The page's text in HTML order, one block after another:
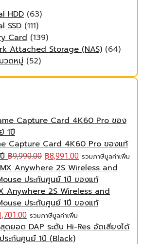
HDD (63)
SSD (111)
Card (139)
Attached Storage (NAS) (64)
วดหมู่ (52)
Capture Card 4K60 Pro ของแท้
฿9,990.00 ฿8,991.00 รวมภาษีมูลค่าเพิ่ม
Anywhere 2S Wireless and
ประกันศูนย์ 1ปี ของแท้
รวมภาษีมูลค่าเพิ่ม